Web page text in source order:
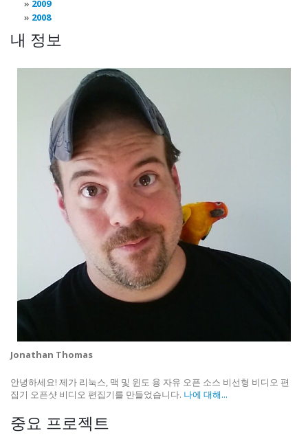
2009
2008
내 정보
Jonathan Thomas
안녕하세요! 제가 리눅스, 맥 및 윈도 용 자유 오픈 소스 비선형 비디오 편
집기 오픈샷 비디오 편집기를 만들었습니다. 나에 대해...
중요 프로젝트